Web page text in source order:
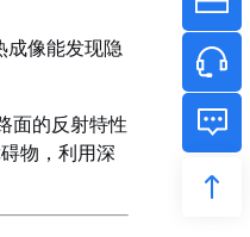
成像能发现隐
面的反射特性
物，利用深